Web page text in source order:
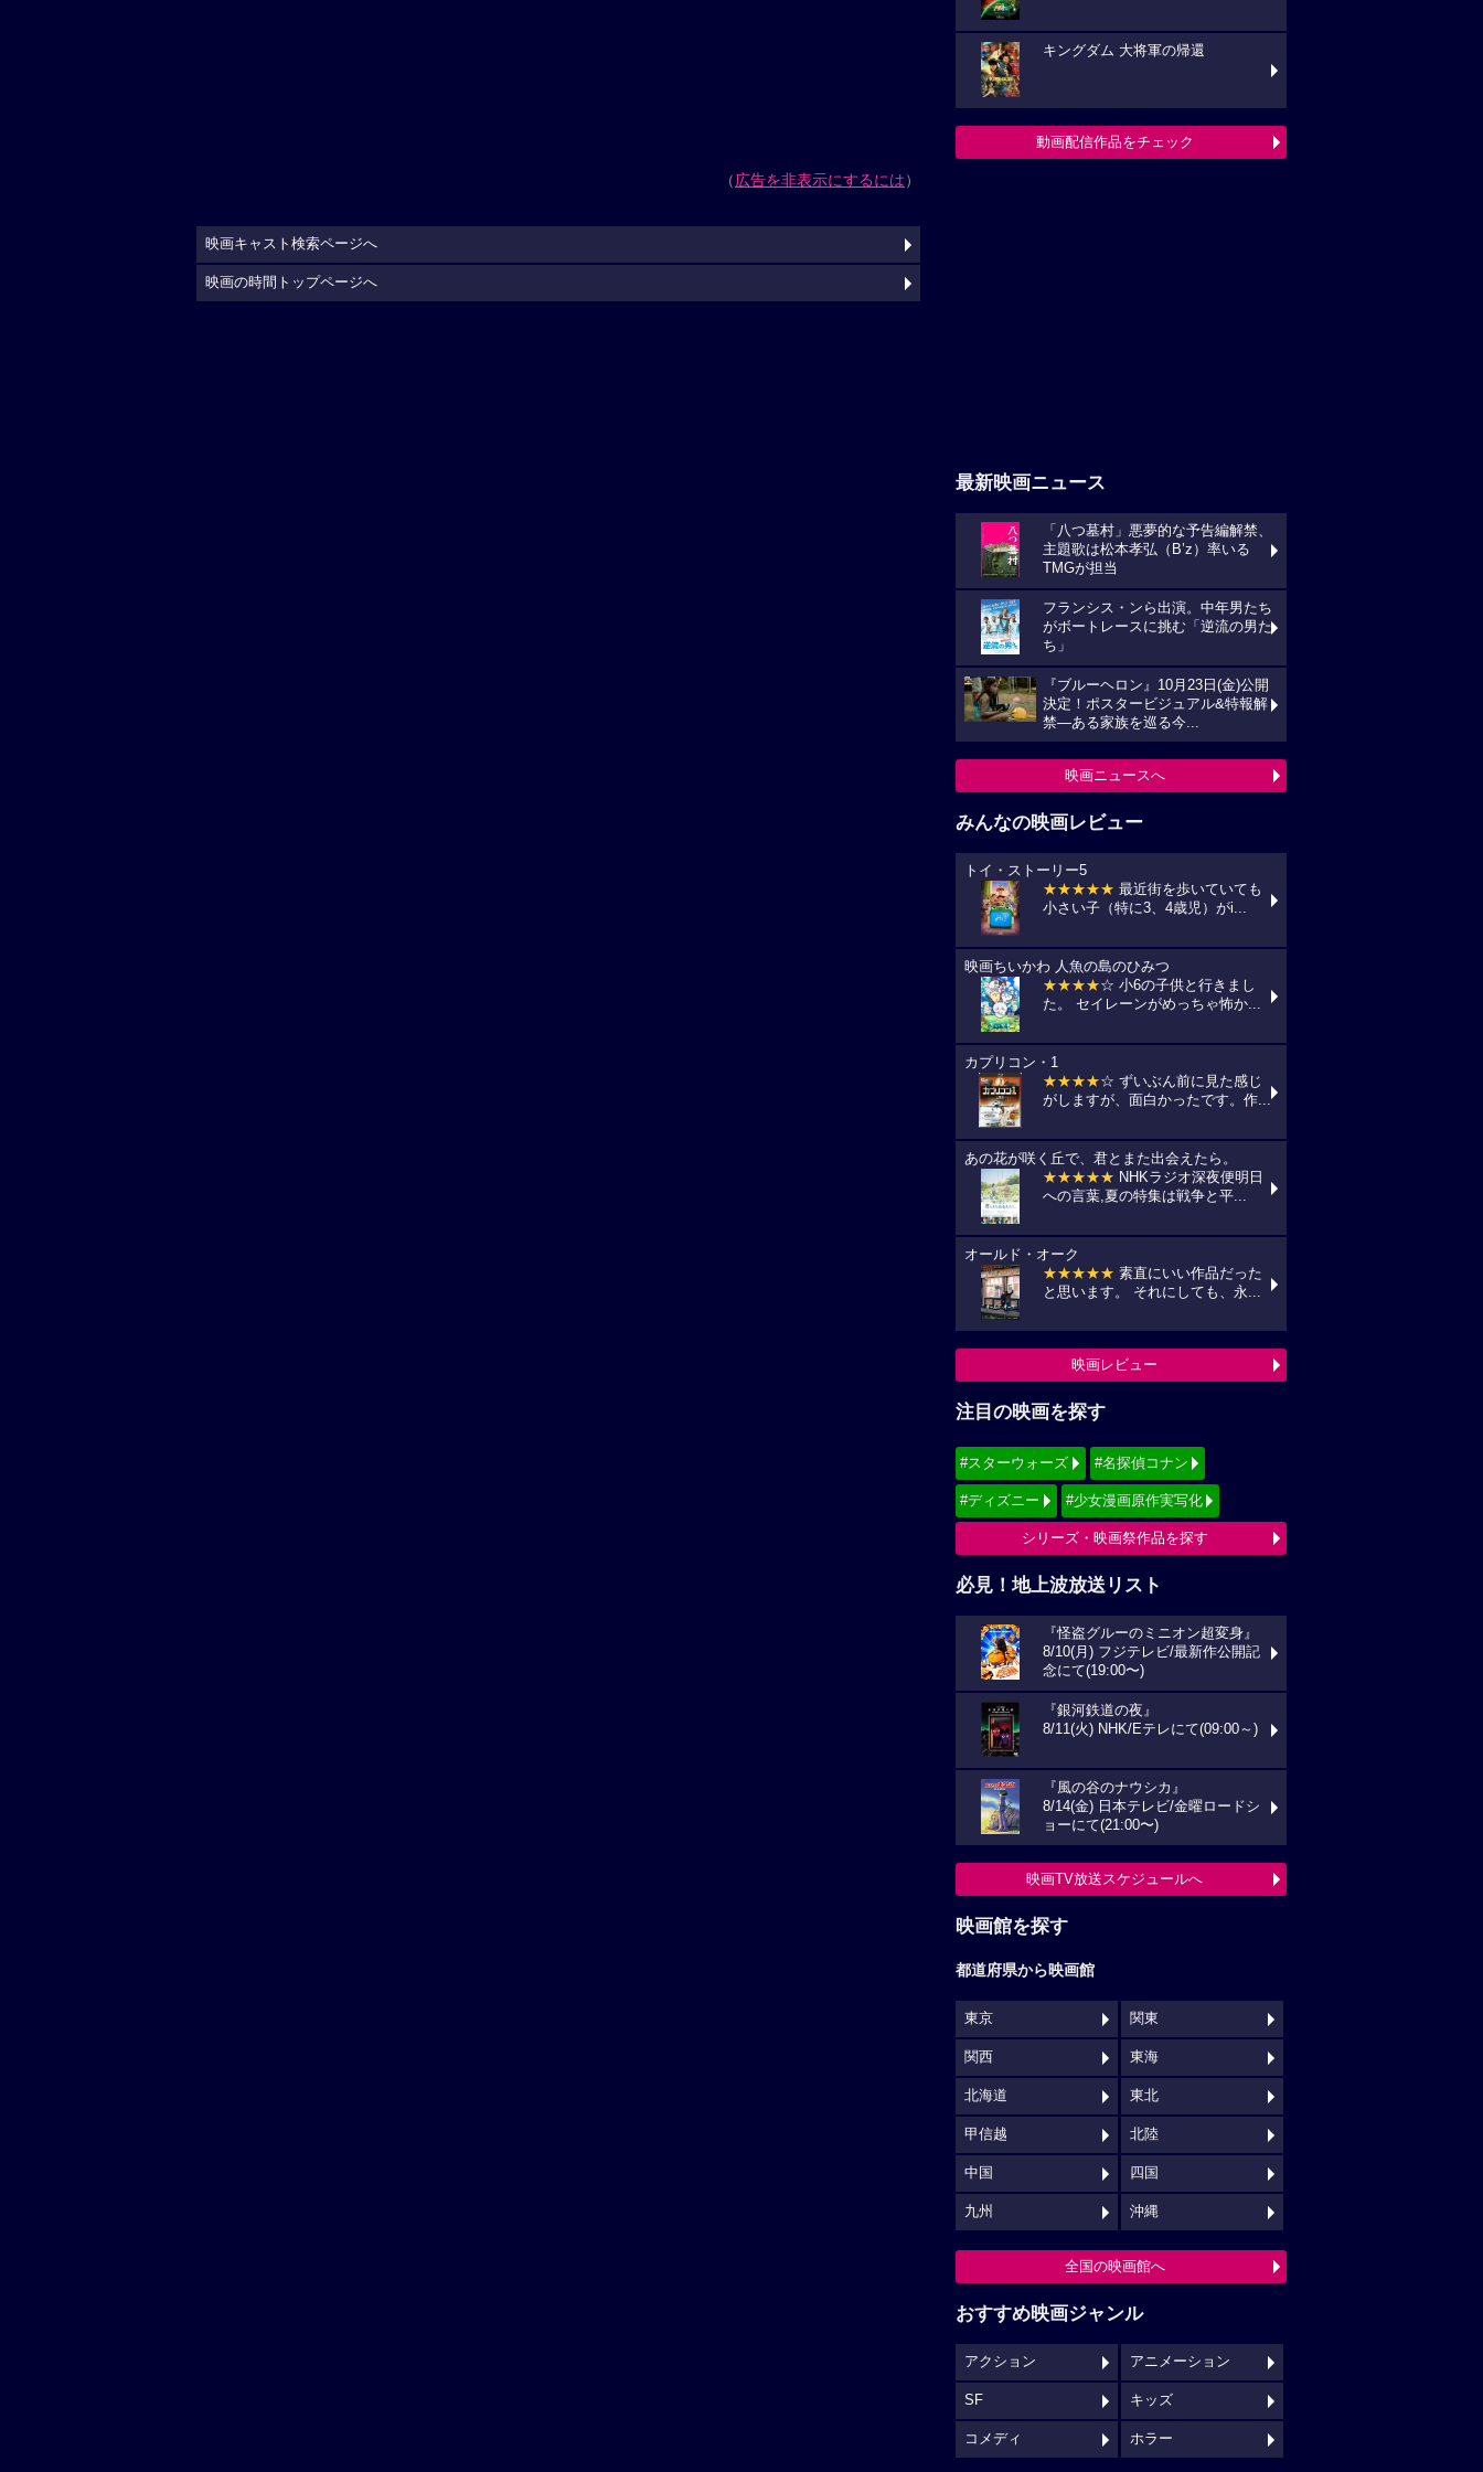
（広告を非表示にするには）
キングダム 大将軍の帰還
動画配信作品をチェック
最新映画ニュース
「八つ墓村」悪夢的な予告編解禁、
主題歌は松本孝弘（B’z）率いる
TMGが担当
フランシス・ンら出演。中年男たち
がボートレースに挑む「逆流の男た
ち」
『ブルーヘロン』10月23日(金)公開
決定！ポスタービジュアル&特報解
禁―ある家族を巡る今...
映画ニュースへ
みんなの映画レビュー
トイ・ストーリー5
★★★★★ 最近街を歩いていても
小さい子（特に3、4歳児）がi...
映画ちいかわ 人魚の島のひみつ
★★★★☆ 小6の子供と行きまし
た。 セイレーンがめっちゃ怖か...
カプリコン・1
★★★★☆ ずいぶん前に見た感じ
がしますが、面白かったです。作...
あの花が咲く丘で、君とまた出会えたら。
★★★★★ NHKラジオ深夜便明日
への言葉,夏の特集は戦争と平...
オールド・オーク
★★★★★ 素直にいい作品だった
と思います。 それにしても、永...
映画レビュー
注目の映画を探す
#スターウォーズ #名探偵コナン
#ディズニー #少女漫画原作実写化
シリーズ・映画祭作品を探す
必見！地上波放送リスト
『怪盗グルーのミニオン超変身』
8/10(月) フジテレビ/最新作公開記
念にて(19:00〜)
『銀河鉄道の夜』
8/11(火) NHK/Eテレにて(09:00～)
『風の谷のナウシカ』
8/14(金) 日本テレビ/金曜ロードシ
ョーにて(21:00〜)
映画TV放送スケジュールへ
映画館を探す
都道府県から映画館
東京 関東
関西 東海
北海道 東北
甲信越 北陸
中国 四国
九州 沖縄
全国の映画館へ
おすすめ映画ジャンル
アクション アニメーション
SF キッズ
コメディ ホラー
映画キャスト検索ページへ
映画の時間トップページへ